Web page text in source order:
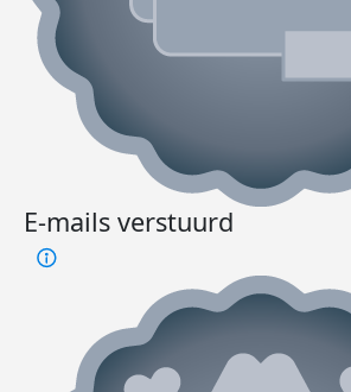
E-mails verstuurd